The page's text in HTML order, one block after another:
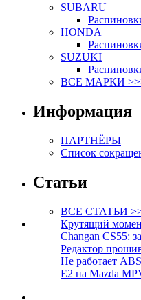
SUBARU
HONDA
SUZUKI
ВСЕ МАРКИ
Информация
ПАРТНЁРЫ
Список
Статьи
ВСЕ СТАТЬИ
Крутящий
Changan CS55:
Редактор
Не работает
E2 на Mazda